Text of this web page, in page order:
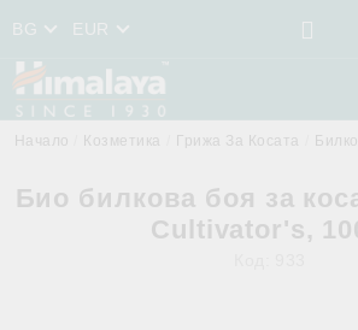
BG EUR
Начало Козметика Грижа За Косата
Био билкова боя за
Cultivator's,